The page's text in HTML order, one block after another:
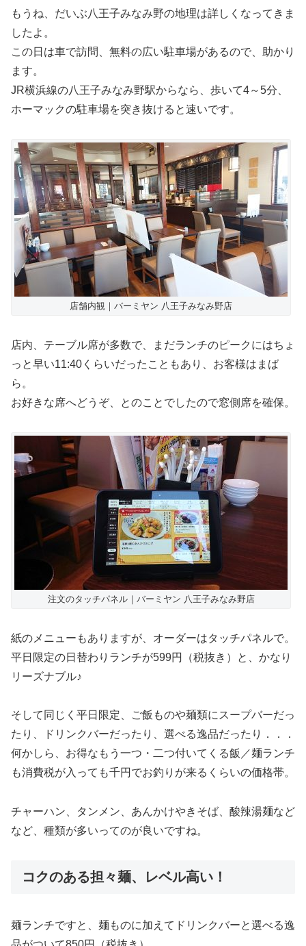
もうね、だいぶ八王子みなみ野の地理は詳しくなってきま
したよ。
この日は車で訪問、無料の広い駐車場があるので、助かり
ます。
JR横浜線の八王子みなみ野駅からなら、歩いて4～5分、
ホーマックの駐車場を突き抜けると速いです。
店舗内観｜バーミヤン 八王子みなみ野店
店内、テーブル席が多数で、まだランチのピークにはちょ
っと早い11:40くらいだったこともあり、お客様はまば
ら。
お好きな席へどうぞ、とのことでしたので窓側席を確保。
注文のタッチパネル｜バーミヤン 八王子みなみ野店
紙のメニューもありますが、オーダーはタッチパネルで。
平日限定の日替わりランチが599円（税抜き）と、かなり
リーズナブル♪
そして同じく平日限定、ご飯ものや麺類にスープバーだっ
たり、ドリンクバーだったり、選べる逸品だったり．．．
何かしら、お得なもう一つ・二つ付いてくる飯／麺ランチ
も消費税が入っても千円でお釣りが来るくらいの価格帯。
チャーハン、タンメン、あんかけやきそば、酸辣湯麺など
など、種類が多いってのが良いですね。
コクのある担々麺、レベル高い！
麺ランチですと、麺ものに加えてドリンクバーと選べる逸